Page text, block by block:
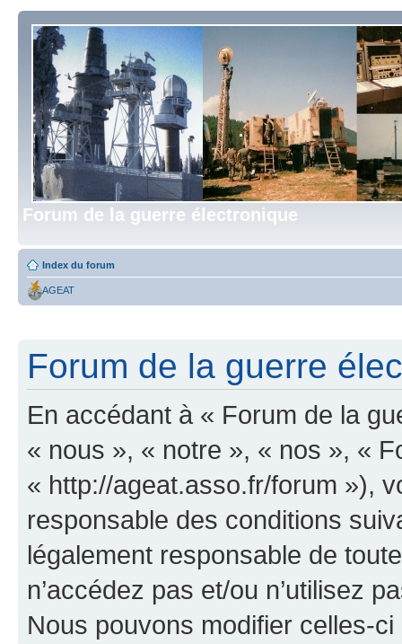
Forum de la guerre électronique
Index du forum
AGEAT
Forum de la guerre
En accédant à « Forum de la
« nous », « notre », « nos », «
« http://ageat.asso.fr/forum »),
responsable des conditions
légalement responsable de
n’accédez pas et/ou n’utilisez
Nous pouvons modifier celles-